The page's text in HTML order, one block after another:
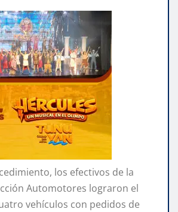
los efectivos de la
Automotores lograron el
vehículos con pedidos de